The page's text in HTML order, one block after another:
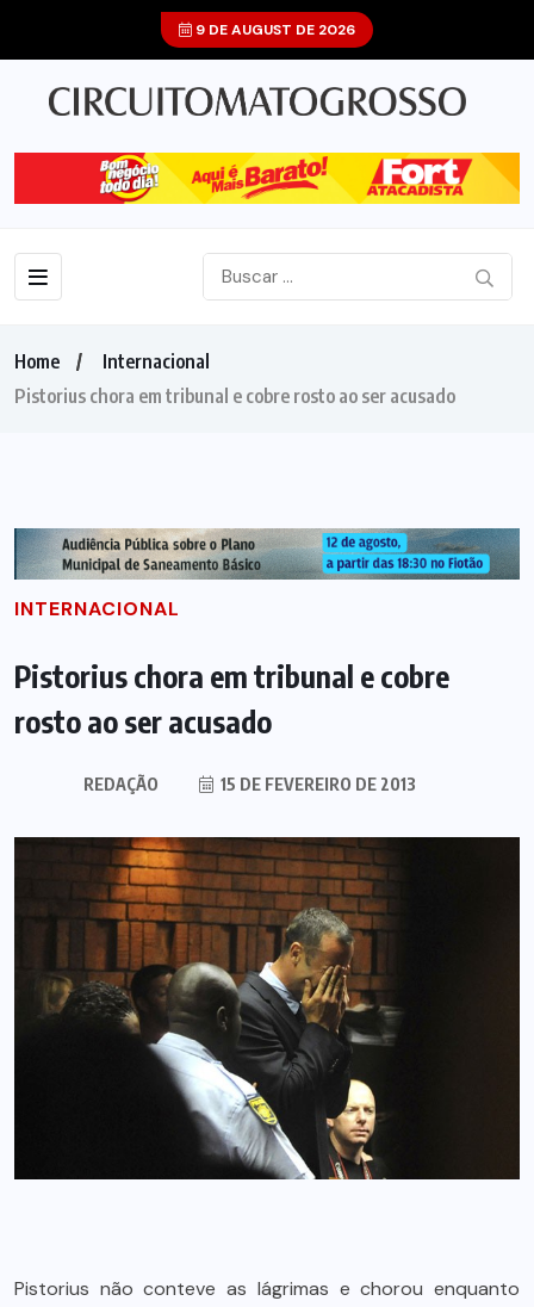
9 DE AUGUST DE 2026
Home
Internacional
Pistorius chora em tribunal e cobre rosto ao ser acusado
INTERNACIONAL
Pistorius chora em tribunal e cobre
rosto ao ser acusado
REDAÇÃO 15 DE FEVEREIRO DE 2013
Pistorius não conteve as lágrimas e chorou enquanto